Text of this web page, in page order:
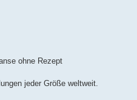
ohne Rezept
jeder Größe weltweit.